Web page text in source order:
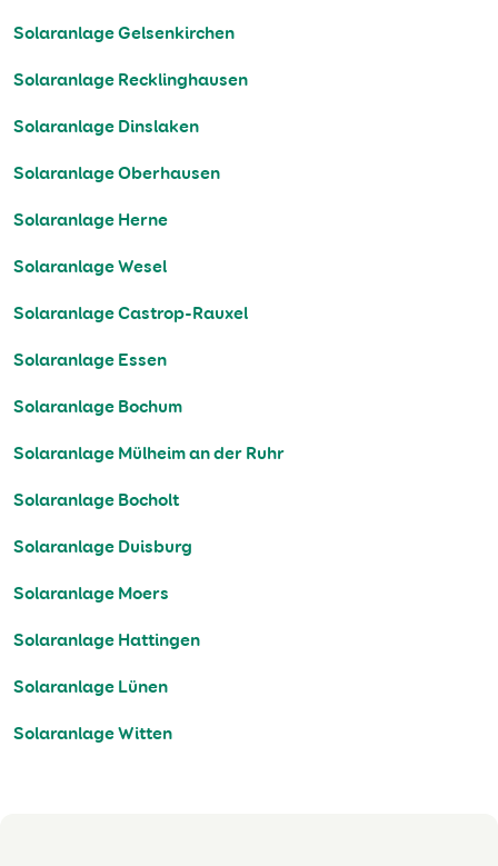
Solaranlage Gelsenkirchen
Solaranlage Recklinghausen
Solaranlage Dinslaken
Solaranlage Oberhausen
Solaranlage Herne
Solaranlage Wesel
Solaranlage Castrop-Rauxel
Solaranlage Essen
Solaranlage Bochum
Solaranlage Mülheim an der Ruhr
Solaranlage Bocholt
Solaranlage Duisburg
Solaranlage Moers
Solaranlage Hattingen
Solaranlage Lünen
Solaranlage Witten